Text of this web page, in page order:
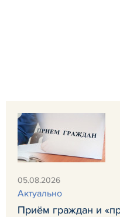
05.08.2026
Актуально
Приём граждан и